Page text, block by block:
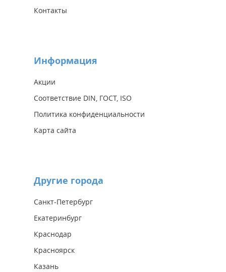
Контакты
Информация
Акции
Соответствие DIN, ГОСТ, ISO
Политика конфиденциальности
Карта сайта
Другие города
Санкт-Петербург
Екатеринбург
Краснодар
Красноярск
Казань